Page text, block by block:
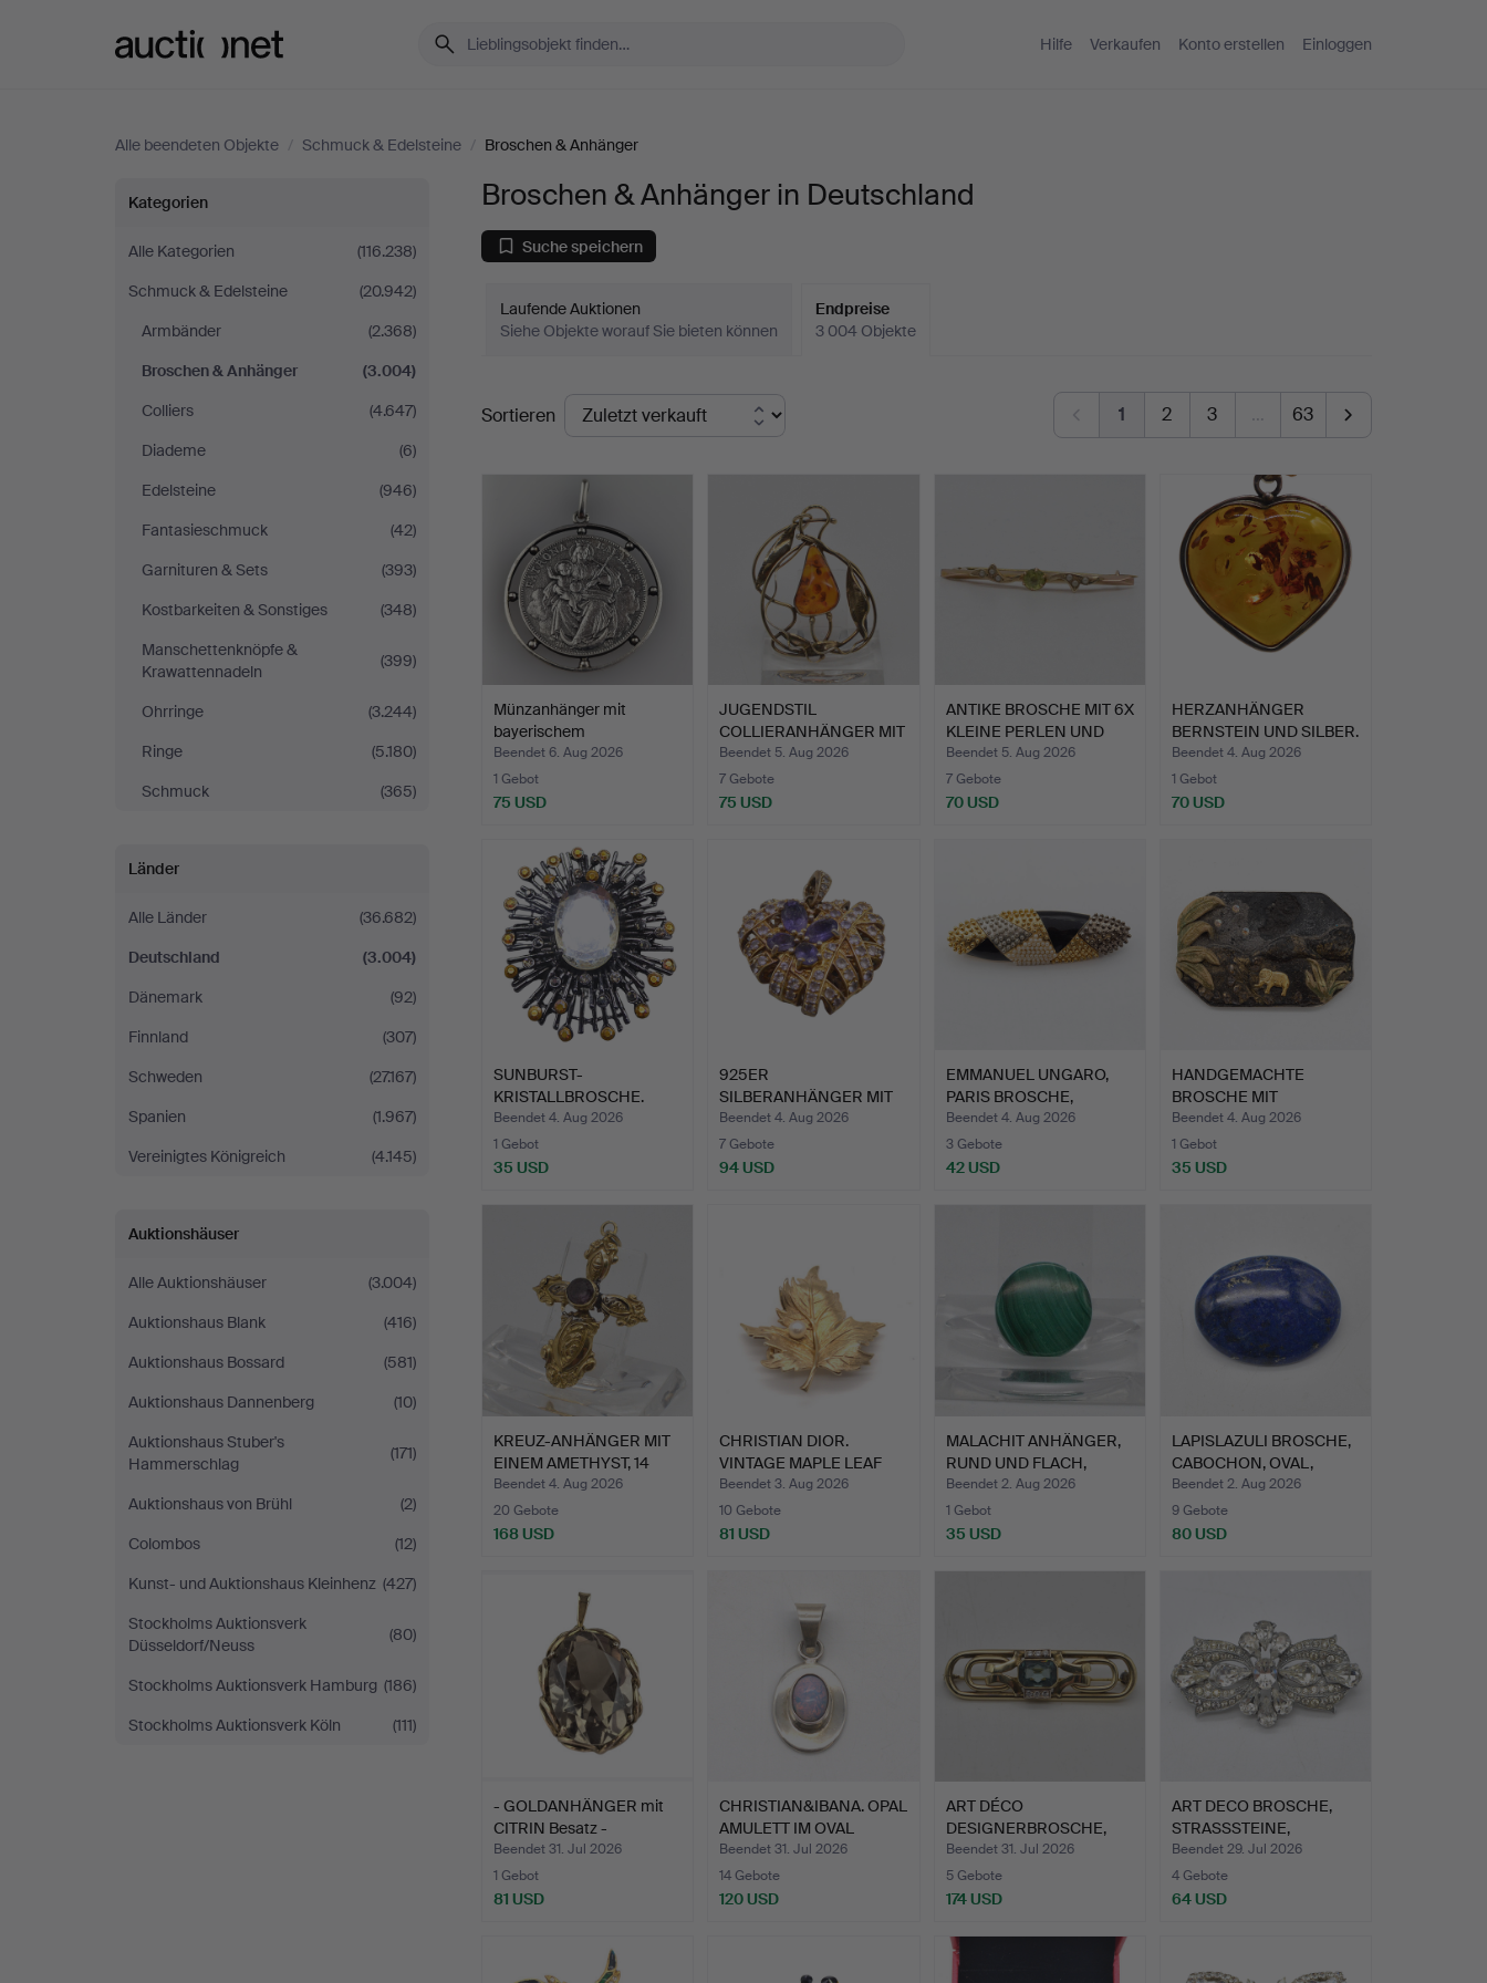
Hilfe Verkaufen Konto erstellen Einloggen
Alle beendeten Objekte / Schmuck & Edelsteine / Broschen & Anhänger
Broschen
&
Anhänger
in
Deutschland
Kategorien
Alle Kategorien
(116.238)
Schmuck & Edelsteine
(20.942)
Armbänder
(2.368)
Broschen & Anhänger
(3.004)
Colliers
(4.647)
Diademe
(6)
Edelsteine
(946)
Fantasieschmuck
(42)
Garnituren & Sets
(393)
Kostbarkeiten & Sonstiges
(348)
Manschettenknöpfe &
Krawattennadeln
(399)
Ohrringe
(3.244)
Ringe
(5.180)
Schmuck
(365)
Länder
Alle Länder
(36.682)
Deutschland
(3.004)
Dänemark
(92)
Finnland
(307)
Schweden
(27.167)
Spanien
(1.967)
Vereinigtes Königreich
(4.145)
Auktionshäuser
Alle Auktionshäuser
(3.004)
Auktionshaus Blank
(416)
Auktionshaus Bossard
(581)
Auktionshaus Dannenberg
(10)
Auktionshaus Stuber's
Hammerschlag
(171)
Auktionshaus von Brühl
(2)
Colombos
(12)
Kunst- und Auktionshaus Kleinhenz (427)
Stockholms Auktionsverk
Düsseldorf/Neuss
(80)
Stockholms Auktionsverk Hamburg (186)
Stockholms Auktionsverk Köln
(111)
Broschen & Anhänger in Deutschland
Suche speichern
Laufende Auktionen
Siehe Objekte worauf Sie bieten können
Endpreise
3 004 Objekte
Endpreise
Sortieren 1 2 3 … 63
Münzanhänger mit
bayerischem
Madonnentaler…
Beendet 6. Aug 2026
1 Gebot
75 USD
JUGENDSTIL
COLLIERANHÄNGER MIT
EINEM BERNS…
Beendet 5. Aug 2026
7 Gebote
75 USD
ANTIKE BROSCHE MIT 6X
KLEINE PERLEN UND
PE…
Beendet 5. Aug 2026
7 Gebote
70 USD
HERZANHÄNGER
BERNSTEIN UND SILBER.
Beendet 4. Aug 2026
1 Gebot
70 USD
SUNBURST-
KRISTALLBROSCHE.
Beendet 4. Aug 2026
1 Gebot
35 USD
925ER
SILBERANHÄNGER MIT
TANSANITEN SOWIE …
Beendet 4. Aug 2026
7 Gebote
94 USD
EMMANUEL UNGARO,
PARIS BROSCHE,
GEPUNZT MI…
Beendet 4. Aug 2026
3 Gebote
42 USD
HANDGEMACHTE
BROSCHE MIT
LANDSCHAFTSMOTIV …
Beendet 4. Aug 2026
1 Gebot
35 USD
KREUZ-ANHÄNGER MIT
EINEM AMETHYST, 14
KARA…
Beendet 4. Aug 2026
20 Gebote
168 USD
CHRISTIAN DIOR.
VINTAGE MAPLE LEAF
PEARL D…
Beendet 3. Aug 2026
10 Gebote
81 USD
MALACHIT ANHÄNGER,
RUND UND FLACH,
DURCHME…
Beendet 2. Aug 2026
1 Gebot
35 USD
LAPISLAZULI BROSCHE,
CABOCHON, OVAL,
POLIE…
Beendet 2. Aug 2026
9 Gebote
80 USD
- GOLDANHÄNGER mit
CITRIN Besatz -
333/000…
Beendet 31. Jul 2026
1 Gebot
81 USD
CHRISTIAN&IBANA. OPAL
AMULETT IM OVAL
SCHL…
Beendet 31. Jul 2026
14 Gebote
120 USD
ART DÉCO
DESIGNERBROSCHE,
BRILLANT UND FAC…
Beendet 31. Jul 2026
5 Gebote
174 USD
ART DECO BROSCHE,
STRASSSTEINE,
DURCHBROCH…
Beendet 29. Jul 2026
4 Gebote
64 USD